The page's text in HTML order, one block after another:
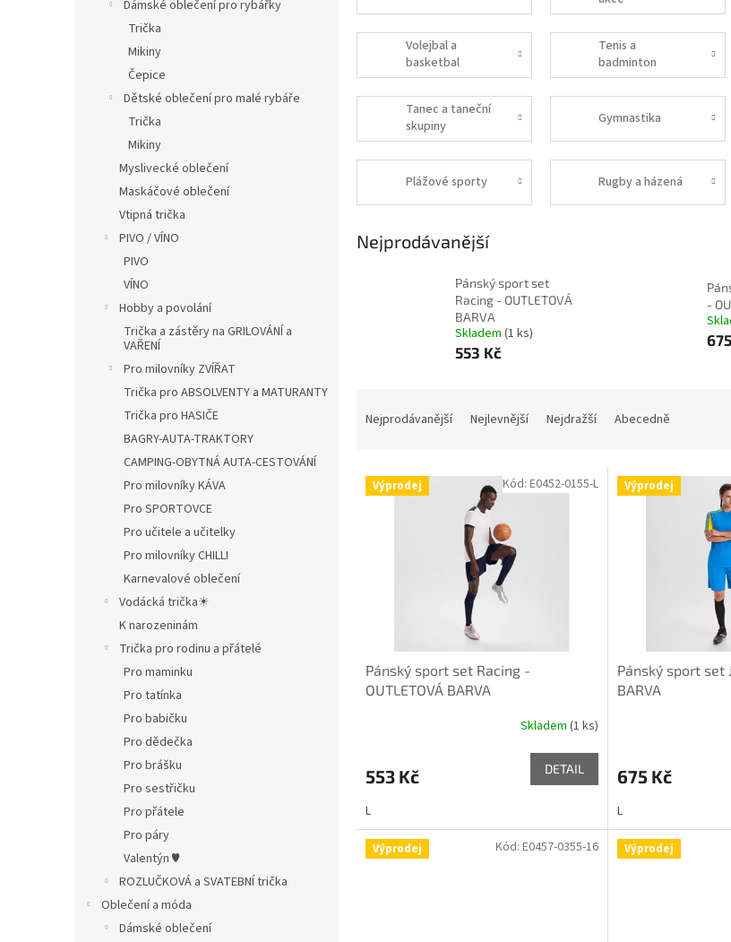
Dámské oblečení pro rybářky
Trička
Mikiny
Čepice
Dětské oblečení pro malé rybáře
Trička
Mikiny
Myslivecké oblečení
Maskáčové oblečení
Vtipná trička
PIVO / VÍNO
PIVO
VÍNO
Hobby a povolání
Trička a zástěry na GRILOVÁNÍ a
VAŘENÍ
Pro milovníky ZVÍŘAT
Trička pro ABSOLVENTY a MATURANTY
Trička pro HASIČE
BAGRY-AUTA-TRAKTORY
CAMPING-OBYTNÁ AUTA-CESTOVÁNÍ
Pro milovníky KÁVA
Pro SPORTOVCE
Pro učitele a učitelky
Pro milovníky CHILLI
Karnevalové oblečení
Vodácká trička☀
K narozeninám
Trička pro rodinu a přátelé
Pro maminku
Pro tatínka
Pro babičku
Pro dědečka
Pro brášku
Pro sestřičku
Pro přátele
Pro páry
Valentýn ♥
ROZLUČKOVÁ a SVATEBNÍ trička
Oblečení a móda
Dámské oblečení
Volejbal a
basketbal
Tenis a
badminton
Tanec a taneční
skupiny
Gymnastika
Plážové sporty Rugby a házená
Nejprodávanější
Pánský sport set
Racing - OUTLETOVÁ
BARVA
Skladem (1 ks)
553 Kč
-
n
Nejprodávanější Nejlevnější Nejdražší Abecedně
V Výprodej
Pánský sport set Racing -
OUTLETOVÁ BARVA
Skladem (1 ks)
553 Kč DETAIL
L
Kód: E0452-0155-L Výprodej
Pánský sport set
BARVA
675 Kč
L
Výprodej Kód: E0457-0355-16 Výprodej